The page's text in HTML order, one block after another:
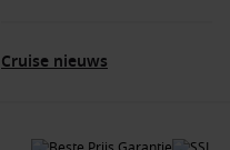
Cruise nieuws